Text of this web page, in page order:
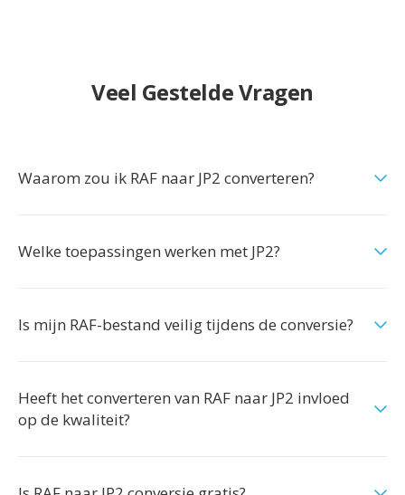
Veel Gestelde Vragen
Waarom zou ik RAF naar JP2 converteren?
Welke toepassingen werken met JP2?
Is mijn RAF-bestand veilig tijdens de conversie?
Heeft het converteren van RAF naar JP2 invloed
op de kwaliteit?